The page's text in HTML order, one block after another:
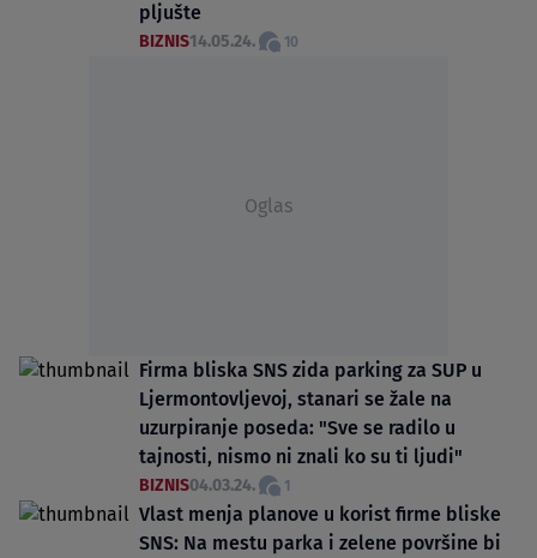
pljušte
BIZNIS14.05.24. 10
Oglas
Firma bliska SNS zida parking za SUP u
Ljermontovljevoj, stanari se žale na
uzurpiranje poseda: "Sve se radilo u
tajnosti, nismo ni znali ko su ti ljudi"
BIZNIS04.03.24. 1
Vlast menja planove u korist firme bliske
SNS: Na mestu parka i zelene površine bi